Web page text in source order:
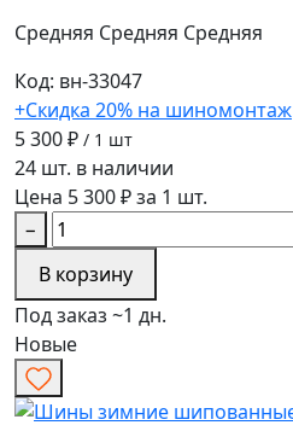
Средняя Средняя Средняя
Код: вн-33047
+Скидка 20% на шиномонтаж
5 300 ₽ / 1 шт
24 шт. в наличии
Цена 5 300 ₽ за 1 шт.
−
В корзину
Под заказ ~1 дн.
Новые